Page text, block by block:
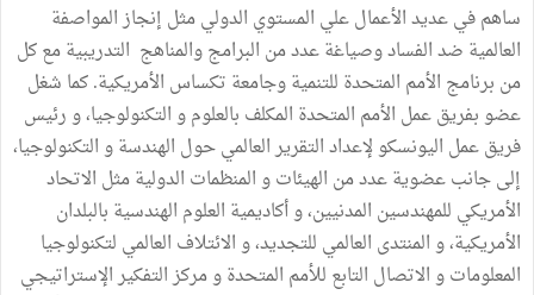
ساهم في عديد الأعمال علي المستوي الدولي مثل إنجاز المواصفة
العالمية ضد الفساد وصياغة عدد من البرامج والمناهج التدريبية مع كل
من برنامج الأمم المتحدة للتنمية وجامعة تكساس الأمريكية. كما شغل
عضو بفريق عمل الأمم المتحدة المكلف بالعلوم و التكنولوجيا، و رئيس
فريق عمل اليونسكو لإعداد التقرير العالمي حول الهندسة و التكنولوجيا،
إلى جانب عضوية عدد من الهيئات و المنظمات الدولية مثل الاتحاد
الأمريكي للمهندسين المدنيين، و أكاديمية العلوم الهندسية بالبلدان
الأمريكية، و المنتدى العالمي للتجديد، و الائتلاف العالمي لتكنولوجيا
المعلومات و الاتصال التابع للأمم المتحدة و مركز التفكير الإستراتيجي